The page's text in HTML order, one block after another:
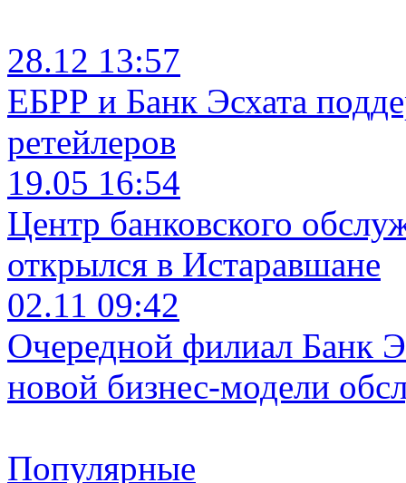
28.12 13:57
ЕБРР и Банк Эсхата
ретейлеров
19.05 16:54
Центр банковского
открылся в Истаравшане
02.11 09:42
Очередной филиал Банк
новой бизнес-модели
Популярные